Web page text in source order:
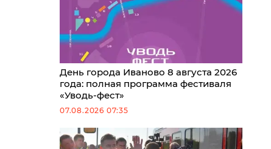
День города Иваново 8 августа 2026
года: полная программа фестиваля
«Уводь-фест»
07.08.2026 07:35